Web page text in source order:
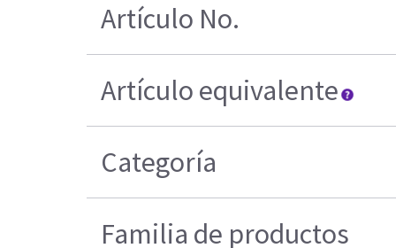
Artículo No.
Artículo equivalente
Categoría
Familia de productos